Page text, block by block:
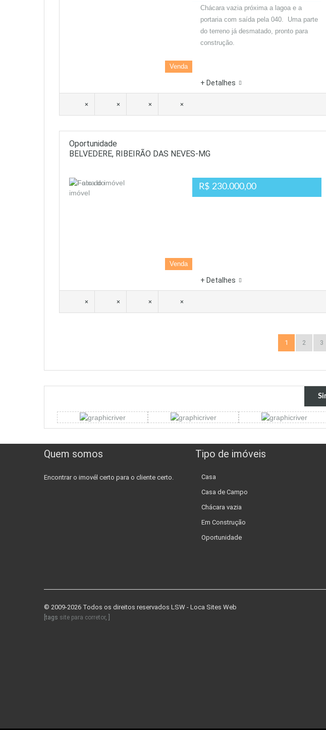
Venda
Chácara vazia próxima a lagoa e a
portaria com saída pela 040. Uma parte
do terreno já desmatado, pronto para
construção.
+ Detalhes
× × × ×
Oportunidade
BELVEDERE, RIBEIRÃO DAS NEVES-MG
Venda
R$ 230.000,00
+ Detalhes
× × × ×
1 2 3
Quem somos
Encontrar o imovél certo para o cliente certo.
Tipo de imóveis
Casa
Casa de Campo
Chácara vazia
Em Construção
Oportunidade
© 2009-2026 Todos os direitos reservados LSW - Loca Sites Web
[tags site para corretor, ]